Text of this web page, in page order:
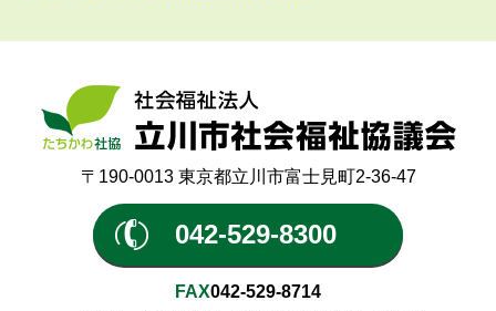
〒190-0013 東京都立川市富士見町2-36-47
042-529-8300
FAX042-529-8714